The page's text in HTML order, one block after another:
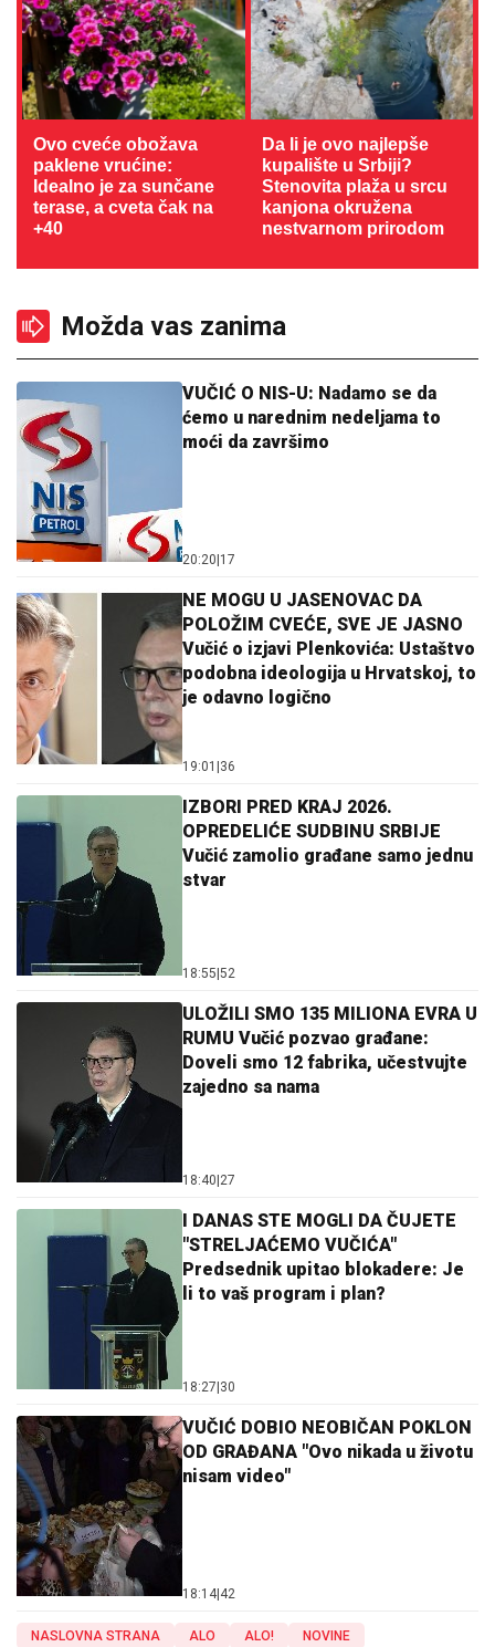
Ovo cveće obožava
paklene vrućine:
Idealno je za sunčane
terase, a cveta čak na
+40
Da li je ovo najlepše
kupalište u Srbiji?
Stenovita plaža u srcu
kanjona okružena
nestvarnom prirodom
Možda vas zanima
VUČIĆ O NIS-U: Nadamo se da
ćemo u narednim nedeljama to
moći da završimo
20:20 17
NE MOGU U JASENOVAC DA
POLOŽIM CVEĆE, SVE JE JASNO
Vučić o izjavi Plenkovića: Ustaštvo
podobna ideologija u Hrvatskoj, to
je odavno logično
19:01 36
IZBORI PRED KRAJ 2026.
OPREDELIĆE SUDBINU SRBIJE
Vučić zamolio građane samo jednu
stvar
18:55 52
ULOŽILI SMO 135 MILIONA EVRA U
RUMU Vučić pozvao građane:
Doveli smo 12 fabrika, učestvujte
zajedno sa nama
18:40 27
I DANAS STE MOGLI DA ČUJETE
"STRELJAĆEMO VUČIĆA"
Predsednik upitao blokadere: Je
li to vaš program i plan?
18:27 30
VUČIĆ DOBIO NEOBIČAN POKLON
OD GRAĐANA "Ovo nikada u životu
nisam video"
18:14 42
NASLOVNA STRANA ALO ALO! NOVINE